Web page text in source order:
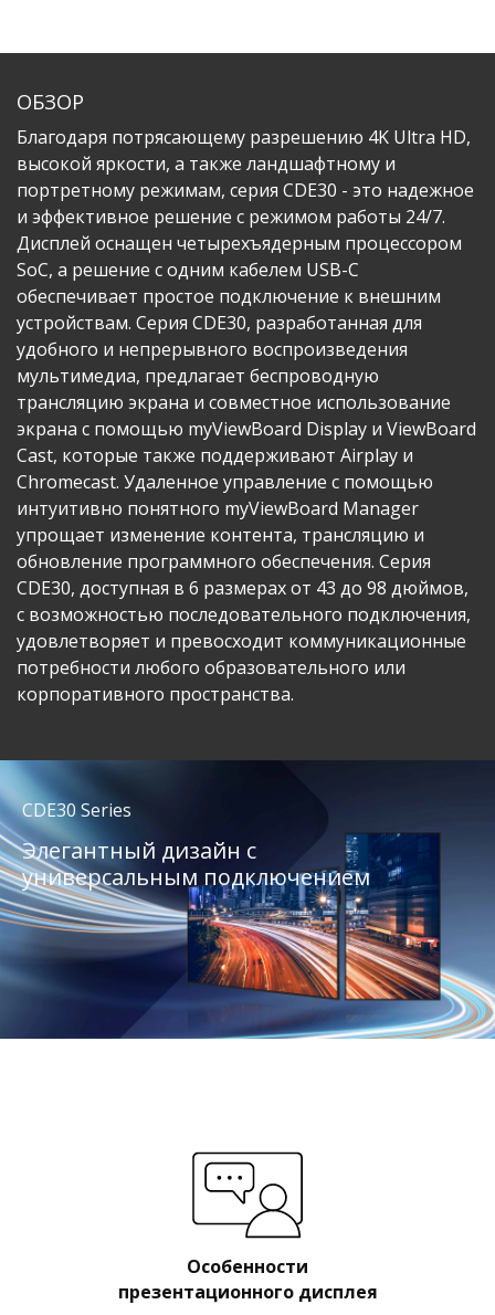
ОБЗОР
Благодаря потрясающему разрешению 4K Ultra HD,
высокой яркости, а также ландшафтному и
портретному режимам, серия CDE30 - это надежное
и эффективное решение с режимом работы 24/7.
Дисплей оснащен четырехъядерным процессором
SoC, а решение с одним кабелем USB-C
обеспечивает простое подключение к внешним
устройствам.​ Серия CDE30, разработанная для
удобного и непрерывного воспроизведения
мультимедиа, предлагает беспроводную
трансляцию экрана и совместное использование
экрана с помощью myViewBoard Display и ViewBoard
Cast, которые также поддерживают Airplay и
Chromecast. Удаленное управление с помощью
интуитивно понятного myViewBoard Manager
упрощает изменение контента, трансляцию и
обновление программного обеспечения. ​Серия
CDE30, доступная в 6 размерах от 43 до 98 дюймов,
с возможностью последовательного подключения,
удовлетворяет и превосходит коммуникационные
потребности любого образовательного или
корпоративного пространства.
CDE30 Series
Элегантный дизайн с
универсальным подключением
Особенности
презентационного дисплея